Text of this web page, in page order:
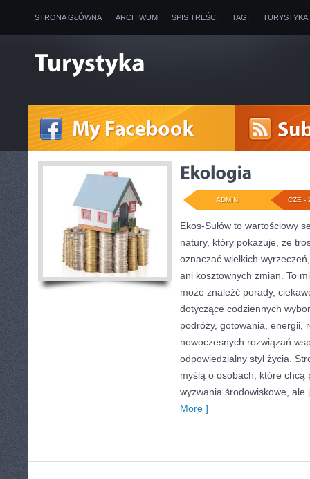
STRONA GŁÓWNA ARCHIWUM SPIS TREŚCI TAGI
CZE -
ADMIN
Ekos-Sułów to wartościowy
natury, który pokazuje, że
oznaczać wielkich
ani kosztownych zmian. To
może znaleźć porady,
dotyczące codziennych
podróży, gotowania, energii,
nowoczesnych rozwiązań
odpowiedzialny styl życia.
myślą o osobach, które chcą
wyzwania środowiskowe, ale
More ]